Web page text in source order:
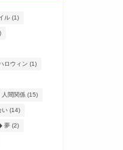
ル(1)
ロウィン (1)
人間関係(15)
い(14)
夢(2)